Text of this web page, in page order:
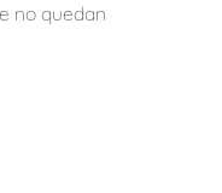
no quedan